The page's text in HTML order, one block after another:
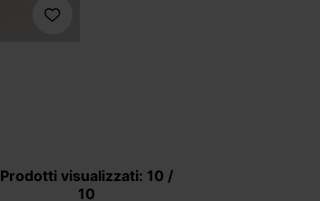
Prodotti visualizzati: 10 /
10